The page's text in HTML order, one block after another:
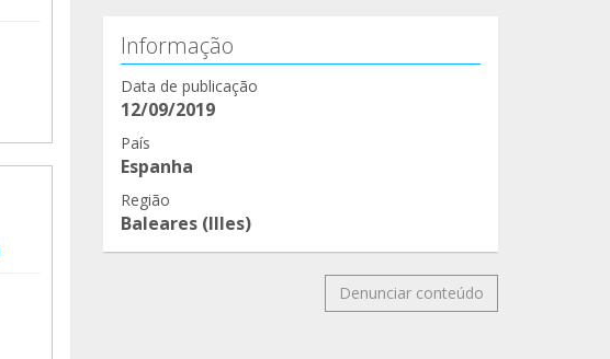
Informação
Data de publicação
12/09/2019
País
Espanha
Região
Baleares (Illes)
Denunciar conteúdo